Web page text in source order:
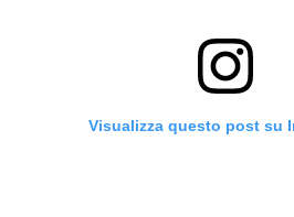
Visualizza questo post su